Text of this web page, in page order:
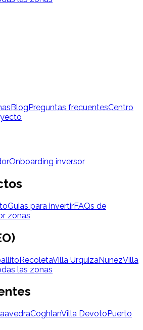
BlogPreguntas frecuentesCentro
Onboarding inversor
Guias para invertirFAQs de
zonas
RecoletaVilla UrquizaNunezVilla
las zonas
CoghlanVilla Devoto Puerto